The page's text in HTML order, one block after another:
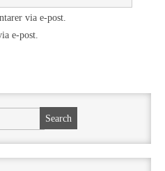
via e-post.
e-post.